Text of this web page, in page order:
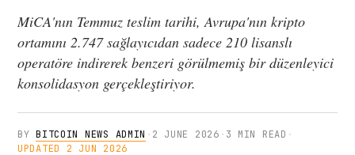
MiCA'nın Temmuz teslim tarihi, Avrupa'nın kripto
ortamını 2.747 sağlayıcıdan sadece 210 lisanslı
operatöre indirerek benzeri görülmemiş bir düzenleyici
konsolidasyon gerçekleştiriyor.
BYBITCOIN NEWS ADMIN · 2 JUNE 2026 · 3 MIN READ ·
UPDATED 2 JUN 2026